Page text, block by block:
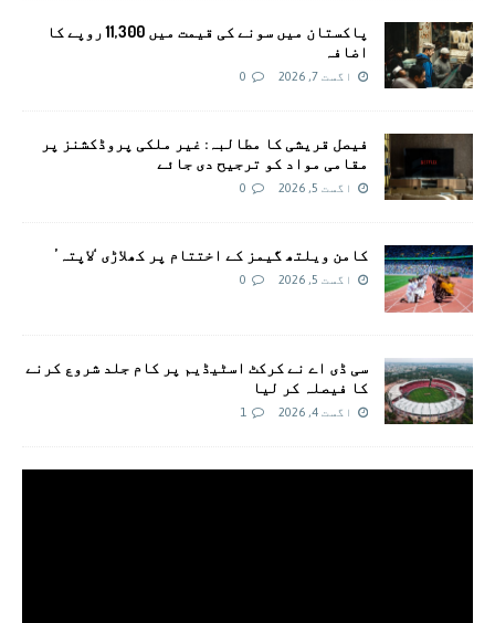
پاکستان میں سونے کی قیمت میں 11,300 روپے کا
اضافہ
اگست 7, 2026 0
فیصل قریشی کا مطالبہ: غیر ملکی پروڈکشنز پر
مقامی مواد کو ترجیح دی جائے
اگست 5, 2026 0
کامن ویلتھ گیمز کے اختتام پر کھلاڑی ‘لاپتہ’
اگست 5, 2026 0
سی ڈی اے نے کرکٹ اسٹیڈیم پر کام جلد شروع کرنے
کا فیصلہ کر لیا
اگست 4, 2026 1